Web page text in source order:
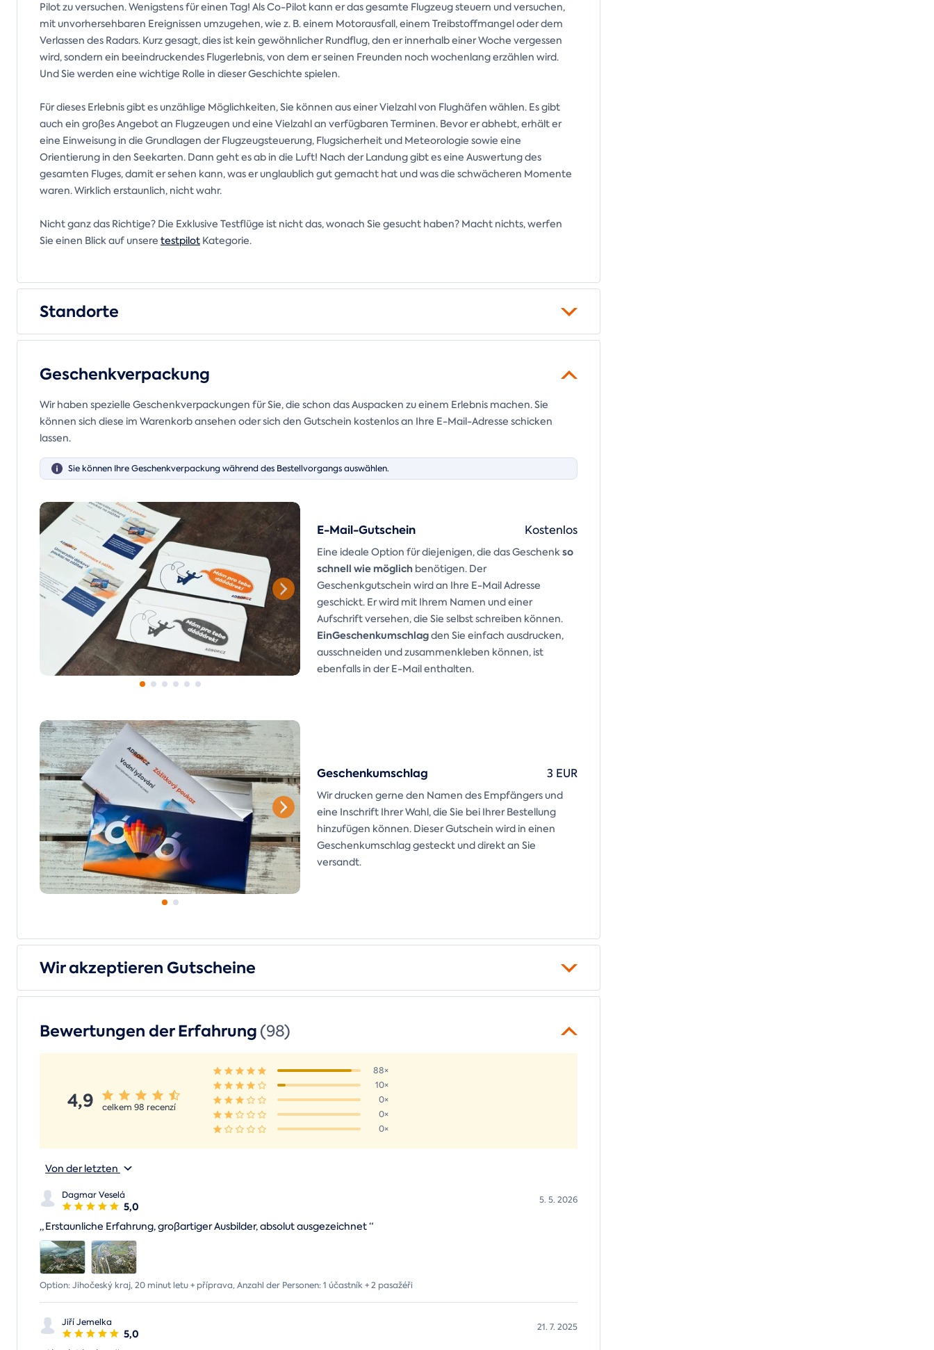
Pilot zu versuchen. Wenigstens für einen Tag! Als Co-Pilot kann er das gesamte Flugzeug steuern und versuchen,
mit unvorhersehbaren Ereignissen umzugehen, wie z. B. einem Motorausfall, einem Treibstoffmangel oder dem
Verlassen des Radars. Kurz gesagt, dies ist kein gewöhnlicher Rundflug, den er innerhalb einer Woche vergessen
wird, sondern ein beeindruckendes Flugerlebnis, von dem er seinen Freunden noch wochenlang erzählen wird.
Und Sie werden eine wichtige Rolle in dieser Geschichte spielen.
Für dieses Erlebnis gibt es unzählige Möglichkeiten, Sie können aus einer Vielzahl von Flughäfen wählen. Es gibt
auch ein großes Angebot an Flugzeugen und eine Vielzahl an verfügbaren Terminen. Bevor er abhebt, erhält er
eine Einweisung in die Grundlagen der Flugzeugsteuerung, Flugsicherheit und Meteorologie sowie eine
Orientierung in den Seekarten. Dann geht es ab in die Luft! Nach der Landung gibt es eine Auswertung des
gesamten Fluges, damit er sehen kann, was er unglaublich gut gemacht hat und was die schwächeren Momente
waren. Wirklich erstaunlich, nicht wahr.
Nicht ganz das Richtige? Die Exklusive Testflüge ist nicht das, wonach Sie gesucht haben? Macht nichts, werfen
Sie einen Blick auf unsere testpilot Kategorie.
Standorte
Geschenkverpackung
Wir haben spezielle Geschenkverpackungen für Sie, die schon das Auspacken zu einem Erlebnis machen. Sie
können sich diese im Warenkorb ansehen oder sich den Gutschein kostenlos an Ihre E-Mail-Adresse schicken
lassen.
Sie können Ihre Geschenkverpackung während des Bestellvorgangs auswählen.
E-Mail-Gutschein
Eine ideale Option für diejenigen, die das Geschenkso
schnell wie möglich benötigen. Der
Geschenkgutschein wird an Ihre E-Mail Adresse
geschickt. Er wird mit Ihrem Namen und einer
Aufschrift versehen, die Sie selbst schreiben können.
EinGeschenkumschlagden Sie einfach ausdrucken,
ausschneiden und zusammenkleben können, ist
ebenfalls in der E-Mail enthalten.
Kostenlos
Geschenkumschlag
Wir drucken gerne den Namen des Empfängers und
eine Inschrift Ihrer Wahl, die Sie bei Ihrer Bestellung
hinzufügen können. Dieser Gutschein wird in einen
Geschenkumschlag gesteckt und direkt an Sie
versandt.
3 EUR
Wir akzeptieren Gutscheine
Bewertungen der Erfahrung (98)
4,9 celkem 98 recenzí
88×
10×
0×
0×
0×
Von der letzten
Dagmar Veselá
5,0 5. 5. 2026
„Erstaunliche Erfahrung, großartiger Ausbilder, absolut ausgezeichnet“
Option: Jihočeský kraj, 20 minut letu + příprava, Anzahl der Personen: 1 účastník + 2 pasažéři
Jiří Jemelka
5,0 21. 7. 2025